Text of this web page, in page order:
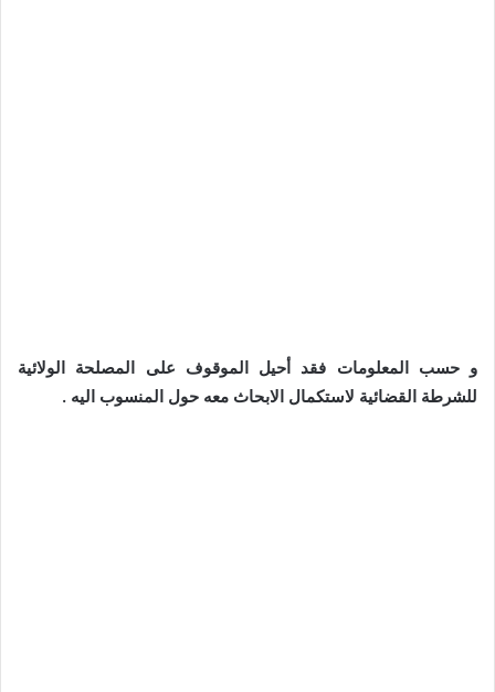
و حسب المعلومات فقد أحيل الموقوف على المصلحة الولائية
للشرطة القضائية لاستكمال الابحاث معه حول المنسوب اليه .